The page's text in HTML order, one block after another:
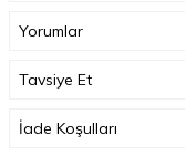
Yorumlar
Tavsiye Et
İade Koşulları